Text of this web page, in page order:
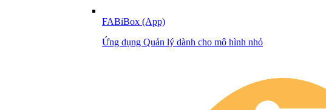
FABiBox (App)
Ứng dụng Quản lý dành cho mô hình nhỏ